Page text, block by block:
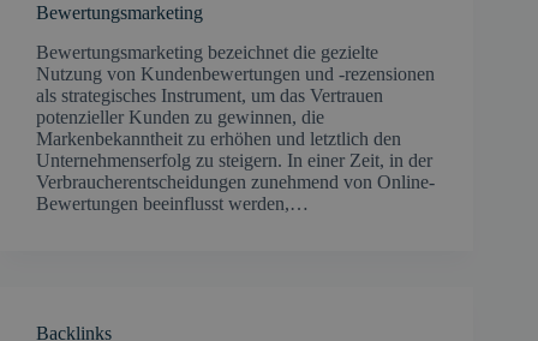
Bewertungsmarketing
​Bewertungsmarketing bezeichnet die gezielte
Nutzung von Kundenbewertungen und -rezensionen
als strategisches Instrument, um das Vertrauen
potenzieller Kunden zu gewinnen, die
Markenbekanntheit zu erhöhen und letztlich den
Unternehmenserfolg zu steigern. In einer Zeit, in der
Verbraucherentscheidungen zunehmend von Online-
Bewertungen beeinflusst werden,…
Backlinks